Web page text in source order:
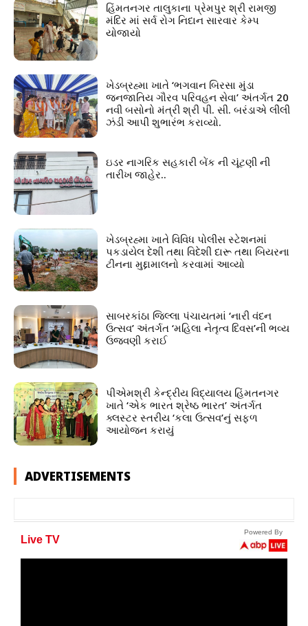
હિંમતનગર તાલુકાના પ્રેમપુર શ્રી રામજી
મંદિર માં સર્વ રોગ નિદાન સારવાર કેમ્પ
યોજાયો
ખેડબ્રહ્મા ખાતે ‘ભગવાન બિરસા મુંડા
જનજાતિય ગૌરવ પરિવહન સેવા’ અંતર્ગત 20
નવી બસોનો મંત્રી શ્રી પી. સી. બરંડાએ લીલી
ઝંડી આપી શુભારંભ કરાવ્યો.
ઇડર નાગરિક સહકારી બેંક ની ચૂંટણી ની
તારીખ જાહેર..
ખેડબ્રહ્મા ખાતે વિવિધ પોલીસ સ્ટેશનમાં
પકડાયેલ દેશી તથા વિદેશી દારૂ તથા બિયરના
ટીનના મુદ્દામાલનો કરવામાં આવ્યો
સાબરકાંઠા જિલ્લા પંચાયતમાં ‘નારી વંદન
ઉત્સવ’ અંતર્ગત ‘મહિલા નેતૃત્વ દિવસ’ની ભવ્ય
ઉજવણી કરાઈ
પીએમશ્રી કેન્દ્રીય વિદ્યાલય હિંમતનગર
ખાતે ‘એક ભારત શ્રેષ્ઠ ભારત’ અંતર્ગત
ક્લસ્ટર સ્તરીય ‘કલા ઉત્સવ’નું સફળ
આયોજન કરાયું
ADVERTISEMENTS